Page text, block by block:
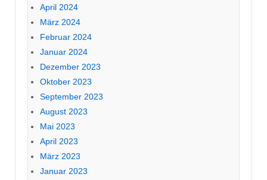
April 2024
März 2024
Februar 2024
Januar 2024
Dezember 2023
Oktober 2023
September 2023
August 2023
Mai 2023
April 2023
März 2023
Januar 2023